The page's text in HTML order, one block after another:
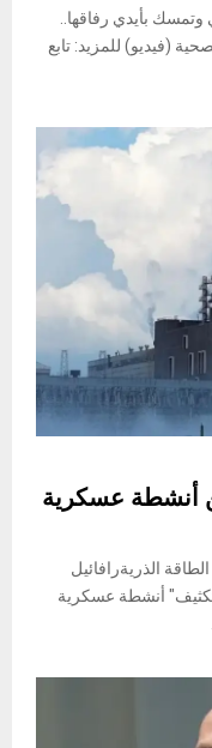
بأيدي رفاقها..
(فيديو) للمزيد: تابع
أنشطة عسكرية
الذريةرافائيل
أنشطة عسكرية